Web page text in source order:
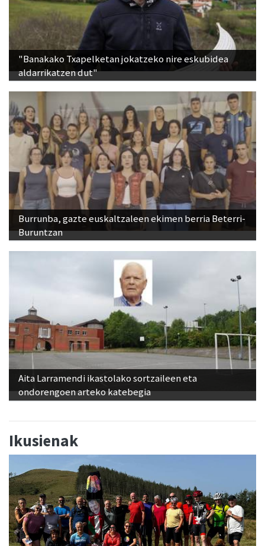
"Banakako Txapelketan jokatzeko nire eskubidea
aldarrikatzen dut"
Burrunba, gazte euskaltzaleen ekimen berria Beterri-
Buruntzan
Aita Larramendi ikastolako sortzaileen eta
ondorengoen arteko katebegia
Ikusienak